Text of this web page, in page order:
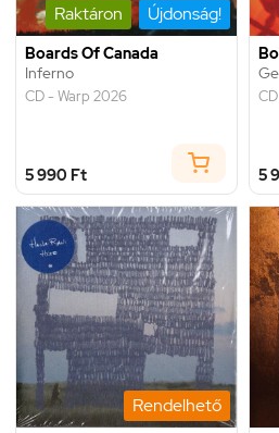
Raktáron Újdonság!
Boards Of Canada
Inferno
CD - Warp 2026
5 990 Ft 5
Rendelhető